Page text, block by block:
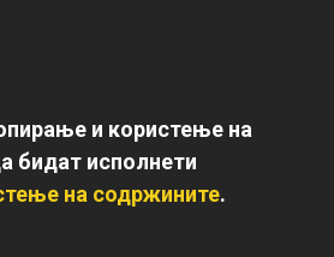
и користење на
бидат исполнети
на содржините.